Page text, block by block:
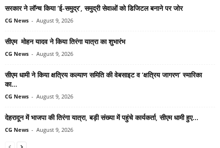
सरकार ने लॉन्च किया ‘ई-समुद्र’, समुद्री सेवाओं को डिजिटल बनाने पर जोर
CG News - August 9, 2026
सीएम मोहन यादव ने किया तिरंगा यात्रा का शुभारंभ
CG News - August 9, 2026
सीएम धामी ने किया क्षत्रिय कल्याण समिति की वेबसाइट व ‘क्षत्रिय जागरण’ स्मारिका
का...
CG News - August 9, 2026
देहरादून में भाजपा की तिरंगा यात्रा, बड़ी संख्या में पहुंचे कार्यकर्ता, सीएम धामी हुए...
CG News - August 9, 2026